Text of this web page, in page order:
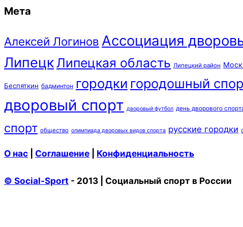
Мета
Алексей Логинов Ассоциация
ЛипецкЛипецкая область Липецкий район
Беспяткин бадминтон городки городошный
дворовый спорт дворовый футбол день дворового
спорт общество олимпиада дворовых видов спорта русские городки
О нас Соглашение Конфиденциальность
© Social-Sport - 2013 | Социальный спорт в России